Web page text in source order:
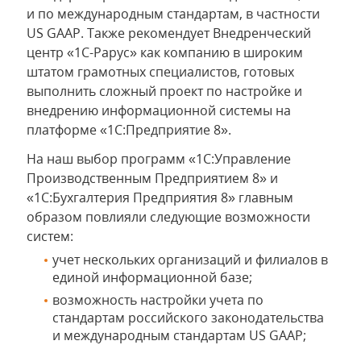
и по международным стандартам, в частности
US GAAP. Также рекомендует Внедренческий
центр «1С-Рарус» как компанию в широким
штатом грамотных специалистов, готовых
выполнить сложный проект по настройке и
внедрению информационной системы на
платформе «1С:Предприятие 8».
На наш выбор программ «1С:Управление
Производственным Предприятием 8» и
«1С:Бухгалтерия Предприятия 8» главным
образом повлияли следующие возможности
систем:
учет нескольких организаций и филиалов в
единой информационной базе;
возможность настройки учета по
стандартам российского законодательства
и международным стандартам US GAAP;